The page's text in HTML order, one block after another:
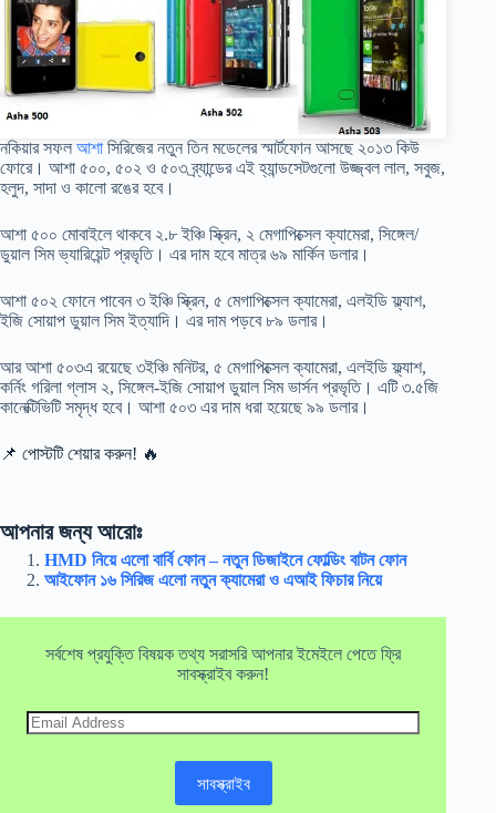
নকিয়ার সফল আশা সিরিজের নতুন তিন মডেলের স্মার্টফোন আসছে ২০১৩ কিউ
ফোরে। আশা ৫০০, ৫০২ ও ৫০৩ ব্র্যান্ডের এই হ্যান্ডসেটগুলো উজ্জ্বল লাল, সবুজ,
হলুদ, সাদা ও কালো রঙের হবে।
আশা ৫০০ মোবাইলে থাকবে ২.৮ ইঞ্চি স্ক্রিন, ২ মেগাপিক্সেল ক্যামেরা, সিঙ্গেল/
ডুয়াল সিম ভ্যারিয়েন্ট প্রভৃতি। এর দাম হবে মাত্র ৬৯ মার্কিন ডলার।
আশা ৫০২ ফোনে পাবেন ৩ ইঞ্চি স্ক্রিন, ৫ মেগাপিক্সেল ক্যামেরা, এলইডি ফ্ল্যাশ,
ইজি সোয়াপ ডুয়াল সিম ইত্যাদি। এর দাম পড়বে ৮৯ ডলার।
আর আশা ৫০৩এ রয়েছে ৩ইঞ্চি মনিটর, ৫ মেগাপিক্সেল ক্যামেরা, এলইডি ফ্ল্যাশ,
কর্নিং গরিলা গ্লাস ২, সিঙ্গেল-ইজি সোয়াপ ডুয়াল সিম ভার্সন প্রভৃতি। এটি ৩.৫জি
কানেক্টিভিটি সমৃদ্ধ হবে। আশা ৫০৩ এর দাম ধরা হয়েছে ৯৯ ডলার।
📌 পোস্টটি শেয়ার করুন! 🔥
আপনার জন্য আরোঃ
HMD নিয়ে এলো বার্বি ফোন – নতুন ডিজাইনে ফোল্ডিং বাটন ফোন
আইফোন ১৬ সিরিজ এলো নতুন ক্যামেরা ও এআই ফিচার নিয়ে
সর্বশেষ প্রযুক্তি বিষয়ক তথ্য সরাসরি আপনার ইমেইলে পেতে ফ্রি
সাবস্ক্রাইব করুন!
Email
Address
সাবস্ক্রাইব